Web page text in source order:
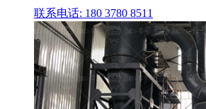
联系电话: 180 3780 8511